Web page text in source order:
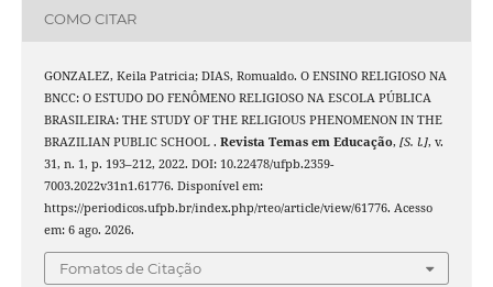
COMO CITAR
GONZALEZ, Keila Patricia; DIAS, Romualdo. O ENSINO RELIGIOSO NA
BNCC: O ESTUDO DO FENÔMENO RELIGIOSO NA ESCOLA PÚBLICA
BRASILEIRA: THE STUDY OF THE RELIGIOUS PHENOMENON IN THE
BRAZILIAN PUBLIC SCHOOL . Revista Temas em Educação, [S. l.], v.
31, n. 1, p. 193–212, 2022. DOI: 10.22478/ufpb.2359-
7003.2022v31n1.61776. Disponível em:
https://periodicos.ufpb.br/index.php/rteo/article/view/61776. Acesso
em: 6 ago. 2026.
Fomatos de Citação